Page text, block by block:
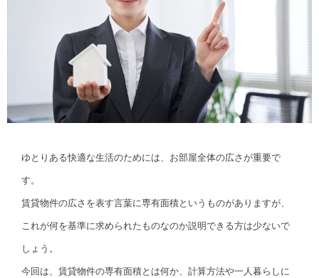
ゆとりある快適な生活のためには、お部屋全体の広さが重要で
す。
賃貸物件の広さを表す言葉に専有面積というものがありますが、
これが何を基準に求められたものなのか説明できる方は少ないで
しょう。
今回は、賃貸物件の専有面積とは何か、計算方法や一人暮らしに